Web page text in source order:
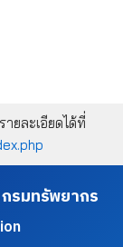
ยละเอียดได้ที่
รมทรัพยากร